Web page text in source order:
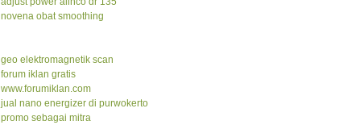
novena obat smoothing
geo elektromagnetik scan
forum iklan gratis
www.forumiklan.com
jual nano energizer di purwokerto
promo sebagai mitra